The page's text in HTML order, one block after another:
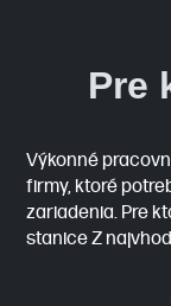
Pre
Výkonné
firmy, ktoré
zariadenia. Pre
stanice Z